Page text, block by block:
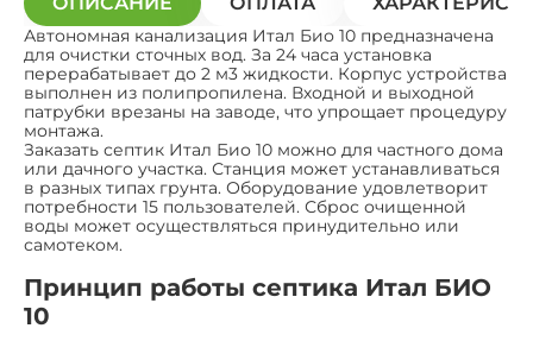
Автономная канализация Итал Био 10 предназначена
для очистки сточных вод. За 24 часа установка
перерабатывает до 2 м3 жидкости. Корпус устройства
выполнен из полипропилена. Входной и выходной
патрубки врезаны на заводе, что упрощает процедуру
монтажа.
Заказать септик Итал Био 10 можно для частного дома
или дачного участка. Станция может устанавливаться
в разных типах грунта. Оборудование удовлетворит
потребности 15 пользователей. Сброс очищенной
воды может осуществляться принудительно или
самотеком.
Принцип работы септика Итал БИО
10